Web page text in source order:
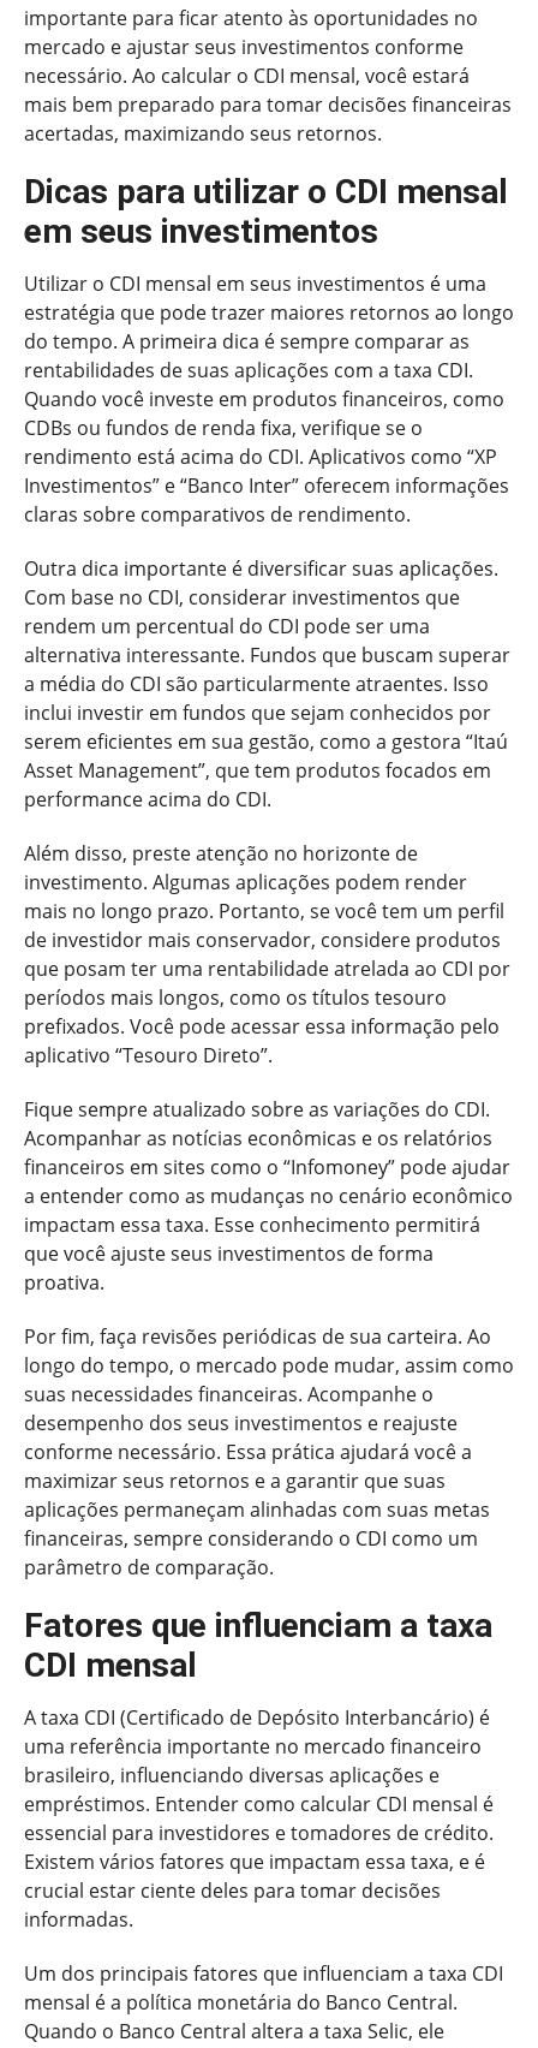
importante para ficar atento às oportunidades no
mercado e ajustar seus investimentos conforme
necessário. Ao calcular o CDI mensal, você estará
mais bem preparado para tomar decisões financeiras
acertadas, maximizando seus retornos.
Dicas para utilizar o CDI mensal
em seus investimentos
Utilizar o CDI mensal em seus investimentos é uma
estratégia que pode trazer maiores retornos ao longo
do tempo. A primeira dica é sempre comparar as
rentabilidades de suas aplicações com a taxa CDI.
Quando você investe em produtos financeiros, como
CDBs ou fundos de renda fixa, verifique se o
rendimento está acima do CDI. Aplicativos como “XP
Investimentos” e “Banco Inter” oferecem informações
claras sobre comparativos de rendimento.
Outra dica importante é diversificar suas aplicações.
Com base no CDI, considerar investimentos que
rendem um percentual do CDI pode ser uma
alternativa interessante. Fundos que buscam superar
a média do CDI são particularmente atraentes. Isso
inclui investir em fundos que sejam conhecidos por
serem eficientes em sua gestão, como a gestora “Itaú
Asset Management”, que tem produtos focados em
performance acima do CDI.
Além disso, preste atenção no horizonte de
investimento. Algumas aplicações podem render
mais no longo prazo. Portanto, se você tem um perfil
de investidor mais conservador, considere produtos
que posam ter uma rentabilidade atrelada ao CDI por
períodos mais longos, como os títulos tesouro
prefixados. Você pode acessar essa informação pelo
aplicativo “Tesouro Direto”.
Fique sempre atualizado sobre as variações do CDI.
Acompanhar as notícias econômicas e os relatórios
financeiros em sites como o “Infomoney” pode ajudar
a entender como as mudanças no cenário econômico
impactam essa taxa. Esse conhecimento permitirá
que você ajuste seus investimentos de forma
proativa.
Por fim, faça revisões periódicas de sua carteira. Ao
longo do tempo, o mercado pode mudar, assim como
suas necessidades financeiras. Acompanhe o
desempenho dos seus investimentos e reajuste
conforme necessário. Essa prática ajudará você a
maximizar seus retornos e a garantir que suas
aplicações permaneçam alinhadas com suas metas
financeiras, sempre considerando o CDI como um
parâmetro de comparação.
Fatores que influenciam a taxa
CDI mensal
A taxa CDI (Certificado de Depósito Interbancário) é
uma referência importante no mercado financeiro
brasileiro, influenciando diversas aplicações e
empréstimos. Entender como calcular CDI mensal é
essencial para investidores e tomadores de crédito.
Existem vários fatores que impactam essa taxa, e é
crucial estar ciente deles para tomar decisões
informadas.
Um dos principais fatores que influenciam a taxa CDI
mensal é a política monetária do Banco Central.
Quando o Banco Central altera a taxa Selic, ele